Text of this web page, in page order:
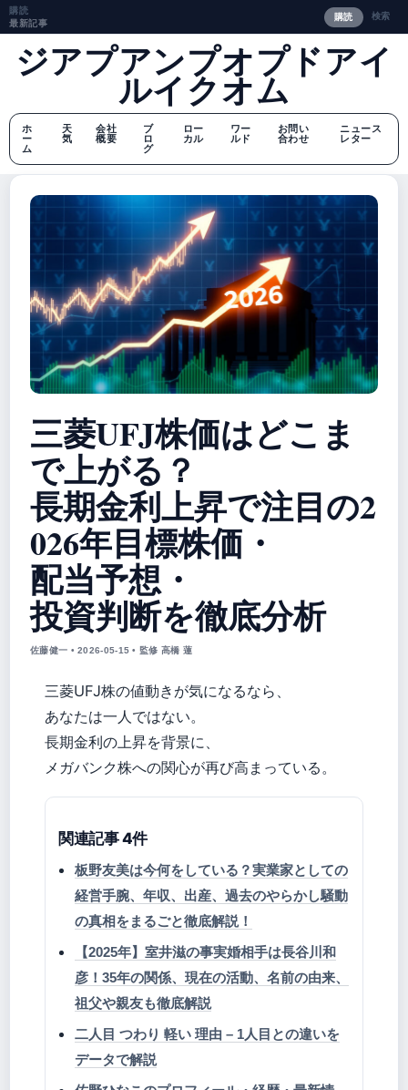
購読
最新記事
購読 検索
ジアプアンプオプドアイ
ルイクオム
ホ
ー
ム
天
気
会社
概要
ブ
ロ
グ
ロー
カル
ワー
ルド
お問い
合わせ
ニュース
レター
三菱UFJ株価はどこま
で上がる？
長期金利上昇で注目の2
026年目標株価・
配当予想・
投資判断を徹底分析
佐藤健一 • 2026-05-15 • 監修 高橋 蓮
三菱UFJ株の値動きが気になるなら、
あなたは一人ではない。
長期金利の上昇を背景に、
メガバンク株への関心が再び高まっている。
関連記事 4件
板野友美は今何をしている？実業家としての
経営手腕、年収、出産、過去のやらかし騒動
の真相をまるごと徹底解説！
【2025年】室井滋の事実婚相手は長谷川和
彦！35年の関係、現在の活動、名前の由来、
祖父や親友も徹底解説
二人目 つわり 軽い 理由 – 1人目との違いを
データで解説